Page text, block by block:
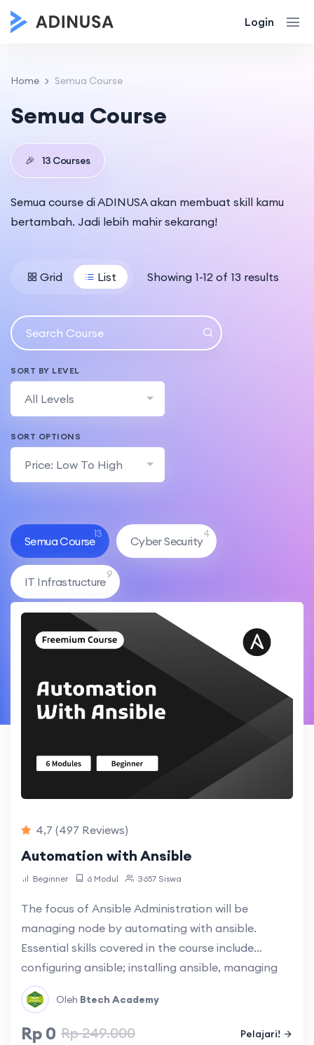
Login
Home Semua Course
Semua Course
🎉 13 Courses
Semua course di ADINUSA akan membuat skill kamu
bertambah. Jadi lebih mahir sekarang!
Grid List Showing 1-12 of 13 results
SORT BY LEVEL
All Levels
SORT OPTIONS
Price: Low To High
Semua Course
13
Cyber Security
4
IT Infrastructure
9
4,7 (497 Reviews)
Automation with Ansible
Beginner 6 Modul 3657 Siswa
The focus of Ansible Administration will be
managing node by automating with ansible.
Essential skills covered in the course include
configuring ansible; installing ansible, managing
ansible configuration, writing playbooks and roles,
templating, managing variables, managing
secrets, conditional and loop.
Oleh Btech Academy
Rp 0 Rp 249.000 Pelajari!